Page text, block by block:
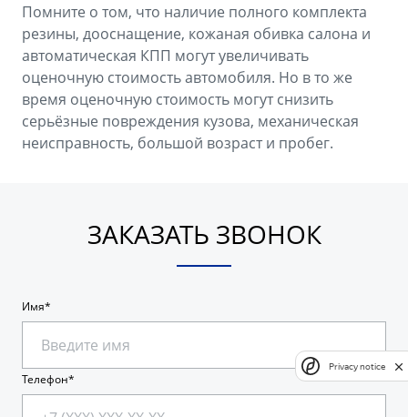
Помните о том, что наличие полного комплекта
резины, дооснащение, кожаная обивка салона и
автоматическая КПП могут увеличивать
оценочную стоимость автомобиля. Но в то же
время оценочную стоимость могут снизить
серьёзные повреждения кузова, механическая
неисправность, большой возраст и пробег.
ЗАКАЗАТЬ ЗВОНОК
Имя
Телефон
Privacy notice